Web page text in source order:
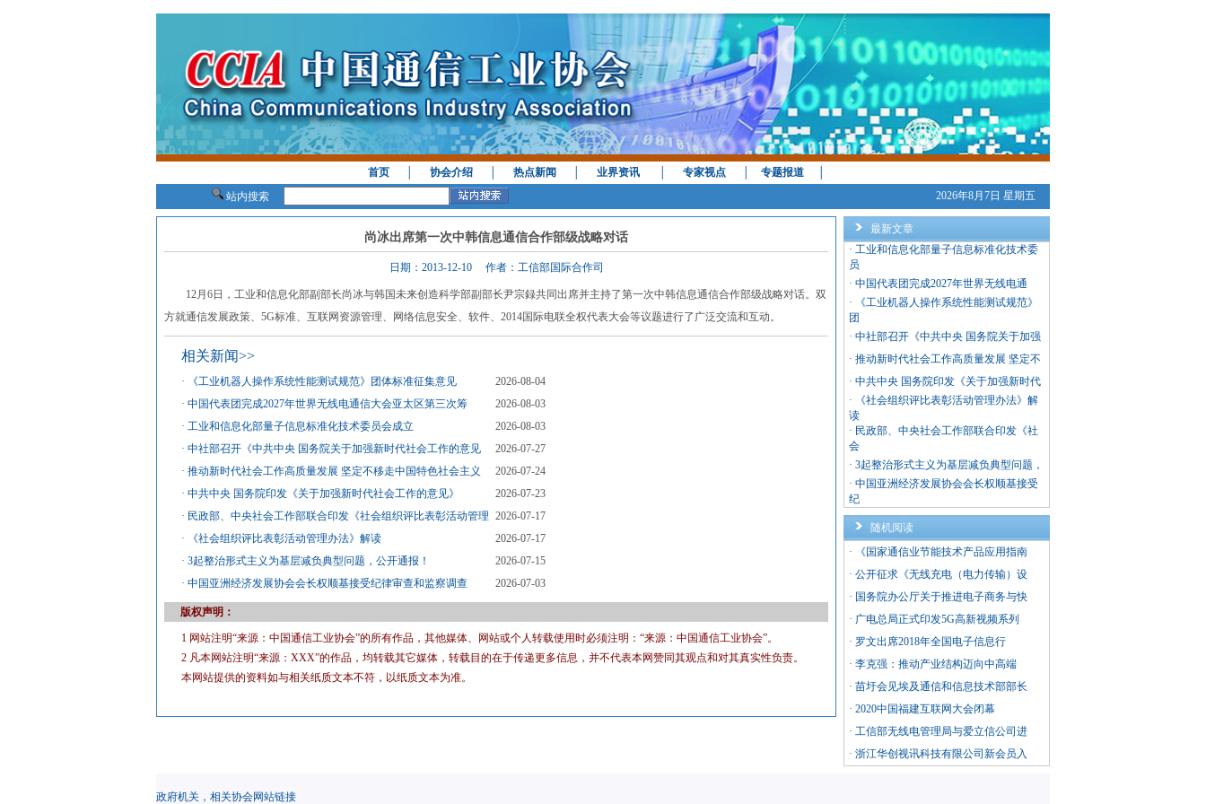
首页│ 协会介绍│ 热点新闻 业界资讯│ 专家视点│ 专题报道│
站内搜索
2026年8月7日 星期五
尚冰出席第一次中韩信息通信合作部级战略对话
日期：2013-12-10 作者：工信部国际合作司
12月6日，工业和信息化部副部长尚冰与韩国未来创造科学部副部长尹宗録共同出席并主持了第一次中韩信息通信合作部级战略对话。双
方就通信发展政策、5G标准、互联网资源管理、网络信息安全、软件、2014国际电联全权代表大会等议题进行了广泛交流和互动。
相关新闻>>
· 《工业机器人操作系统性能测试规范》团体标准征集意见
2026-08-04
· 中国代表团完成2027年世界无线电通信大会亚太区第三次筹
2026-08-03
· 工业和信息化部量子信息标准化技术委员会成立
2026-08-03
· 中社部召开《中共中央 国务院关于加强新时代社会工作的意见
2026-07-27
· 推动新时代社会工作高质量发展 坚定不移走中国特色社会主义
2026-07-24
· 中共中央 国务院印发《关于加强新时代社会工作的意见》
2026-07-23
· 民政部、中央社会工作部联合印发《社会组织评比表彰活动管理 2026-07-17
·
《社会组织评比表彰活动管理办法》解读
2026-07-17
· 3起整治形式主义为基层减负典型问题，公开通报！
2026-07-15
· 中国亚洲经济发展协会会长权顺基接受纪律审查和监察调查 2026-07-03
版权声明：
1 网站注明“来源：中国通信工业协会”的所有作品，其他媒体、网站或个人转载使用时必须注明：“来源：中国通信工业协会”。
2 凡本网站注明“来源：XXX”的作品，均转载其它媒体，转载目的在于传递更多信息，并不代表本网赞同其观点和对其真实性负责。
本网站提供的资料如与相关纸质文本不符，以纸质文本为准。
最新文章
· 工业和信息化部量子信息标准化技术委
员
· 中国代表团完成2027年世界无线电通
·
《工业机器人操作系统性能测试规范》
团
· 中社部召开《中共中央 国务院关于加强
· 推动新时代社会工作高质量发展 坚定不
· 中共中央 国务院印发《关于加强新时代
·
《社会组织评比表彰活动管理办法》解
读
· 民政部、中央社会工作部联合印发《社
会
· 3起整治形式主义为基层减负典型问题，
· 中国亚洲经济发展协会会长权顺基接受
纪
随机阅读
·
《国家通信业节能技术产品应用指南
· 公开征求《无线充电（电力传输）设
· 国务院办公厅关于推进电子商务与快
· 广电总局正式印发5G高新视频系列
· 罗文出席2018年全国电子信息行
· 李克强：推动产业结构迈向中高端
· 苗圩会见埃及通信和信息技术部部长
· 2020中国福建互联网大会闭幕
· 工信部无线电管理局与爱立信公司进
· 浙江华创视讯科技有限公司新会员入
政府机关，相关协会网站链接